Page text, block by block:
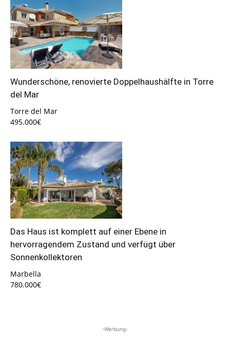
Wunderschöne, renovierte Doppelhaushälfte in Torre
del Mar
Torre del Mar
495.000€
Das Haus ist komplett auf einer Ebene in
hervorragendem Zustand und verfügt über
Sonnenkollektoren
Marbella
780.000€
-Werbung-